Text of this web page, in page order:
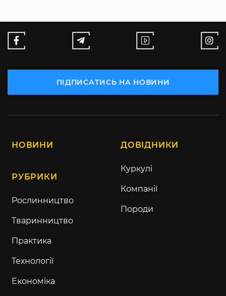
ПІДПИСАТИСЬ НА НОВИНИ
НОВИНИ
РУБРИКИ
Рослинництво
Тваринництво
Практика
Технології
Економіка
ДОВІДНИКИ
Куркулі
Компанії
Породи